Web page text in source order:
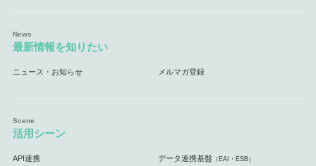
最新情報を知りたい
ニュース・お知らせ メルマガ登録
活用シーン
API連携 データ連携基盤 （EAI・ESB）